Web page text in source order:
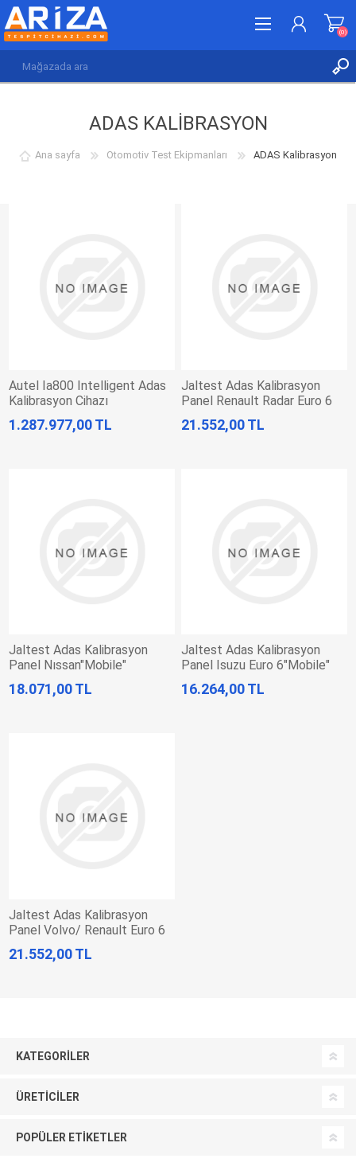
(0)
ADAS KALIBRASYON
Ana sayfa Otomotiv Test Ekipmanları ADAS Kalibrasyon
Autel Ia800 Intelligent Adas
Kalibrasyon Cihazı
1.287.977,00 TL
Jaltest Adas Kalibrasyon
Panel Renault Radar Euro 6
21.552,00 TL
Jaltest Adas Kalibrasyon
Panel Nıssan"Mobile"
Solutıon
18.071,00 TL
Jaltest Adas Kalibrasyon
Panel Isuzu Euro 6"Mobile"
Solutıon
16.264,00 TL
Jaltest Adas Kalibrasyon
Panel Volvo/ Renault Euro 6
21.552,00 TL
KATEGORILER
ÜRETICILER
POPÜLER ETIKETLER